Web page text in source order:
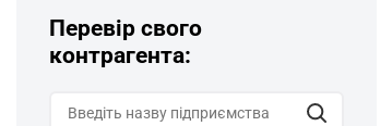
Перевір свого
контрагента: